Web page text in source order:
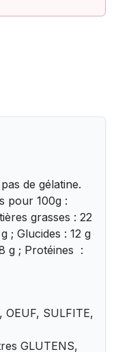
de gélatine.
pour 100g :
grasses : 22
; Glucides : 12 g
g ; Protéines :
OEUF, SULFITE,
GLUTENS,